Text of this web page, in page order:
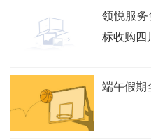
领悦服务
标收购四
端午假期